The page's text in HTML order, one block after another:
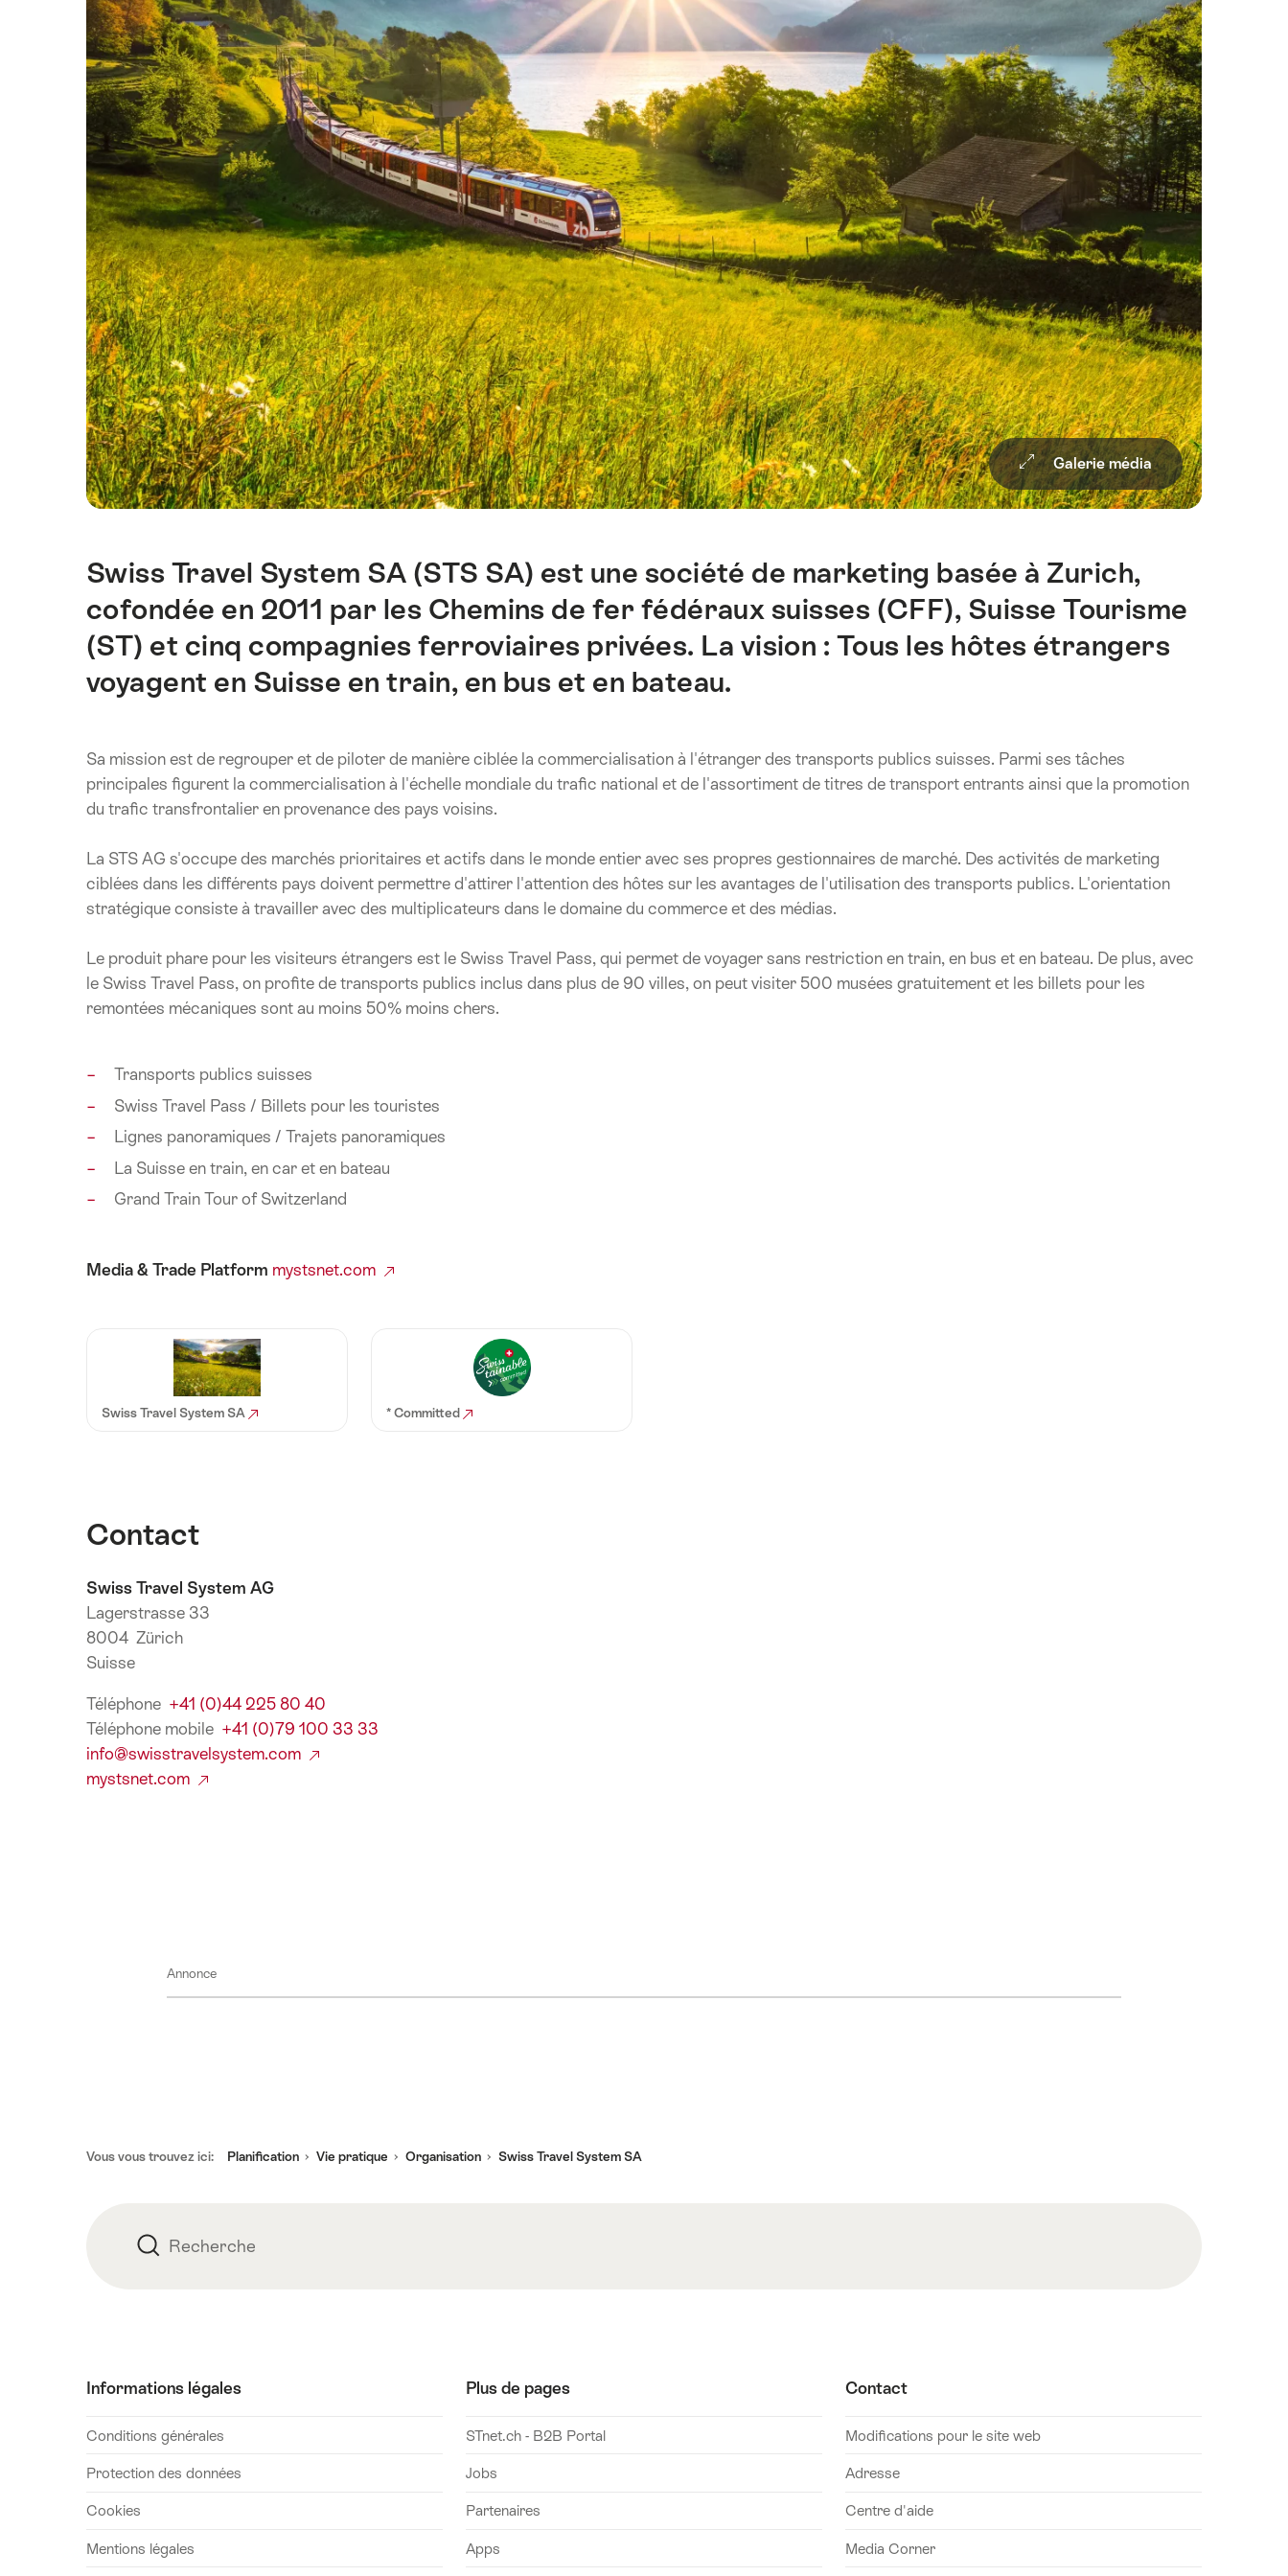
Galerie média
Introduction
Swiss Travel System SA (STS SA) est une société de marketing basée à Zurich,
cofondée en 2011 par les Chemins de fer fédéraux suisses (CFF), Suisse Tourisme
(ST) et cinq compagnies ferroviaires privées. La vision : Tous les hôtes étrangers
voyagent en Suisse en train, en bus et en bateau.
Sa mission est de regrouper et de piloter de manière ciblée la commercialisation à l'étranger des transports publics suisses. Parmi ses tâches
principales figurent la commercialisation à l'échelle mondiale du trafic national et de l'assortiment de titres de transport entrants ainsi que la promotion
du trafic transfrontalier en provenance des pays voisins.
La STS AG s'occupe des marchés prioritaires et actifs dans le monde entier avec ses propres gestionnaires de marché. Des activités de marketing
ciblées dans les différents pays doivent permettre d'attirer l'attention des hôtes sur les avantages de l'utilisation des transports publics. L'orientation
stratégique consiste à travailler avec des multiplicateurs dans le domaine du commerce et des médias.
Le produit phare pour les visiteurs étrangers est le Swiss Travel Pass, qui permet de voyager sans restriction en train, en bus et en bateau. De plus, avec
le Swiss Travel Pass, on profite de transports publics inclus dans plus de 90 villes, on peut visiter 500 musées gratuitement et les billets pour les
remontées mécaniques sont au moins 50% moins chers.
Transports publics suisses
Swiss Travel Pass / Billets pour les touristes
Lignes panoramiques / Trajets panoramiques
La Suisse en train, en car et en bateau
Grand Train Tour of Switzerland
Media & Trade Platform mystsnet.com
Swiss Travel System SA * Committed
Contact
Swiss Travel System AG
Lagerstrasse 33
8004 Zürich
Suisse
Téléphone +41 (0)44 225 80 40
Téléphone mobile +41 (0)79 100 33 33
info@swisstravelsystem.com
mystsnet.com
Annonce
Vous vous trouvez ici: Planification Vie pratique Organisation Swiss Travel System SA
RechercheRecherche
Informations légales
Conditions générales
Protection des données
Cookies
Mentions légales
Plus de pages
STnet.ch - B2B Portal
Jobs
Partenaires
Apps
Contact
Modifications pour le site web
Adresse
Centre d'aide
Media Corner